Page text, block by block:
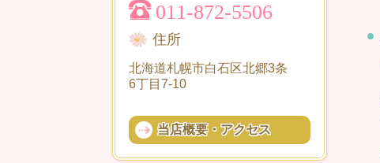
011-872-5506
住所
北海道札幌市白石区北郷3条
6丁目7-10
当店概要・アクセス